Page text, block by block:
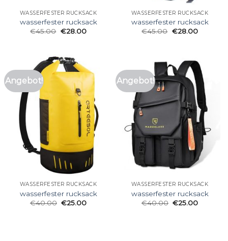
WASSERFESTER RUCKSACK
wasserfester rucksack
€45.00 €28.00
WASSERFESTER RUCKSACK
wasserfester rucksack
€45.00 €28.00
Angebot!
WASSERFESTER RUCKSACK
wasserfester rucksack
€40.00 €25.00
Angebot!
WASSERFESTER RUCKSACK
wasserfester rucksack
€40.00 €25.00